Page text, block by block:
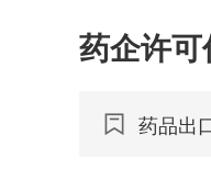
药企许
药品出